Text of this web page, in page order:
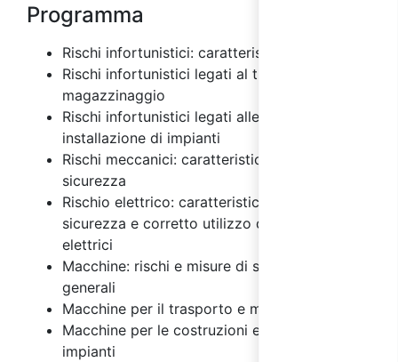
Programma
Rischi infortunistici: caratteristiche
Rischi infortunistici legati al trasporto e
magazzinaggio
Rischi infortunistici legati alle costruzioni e
installazione di impianti
Rischi meccanici: caratteristiche e misure di
sicurezza
Rischio elettrico: caratteristiche, misure di
sicurezza e corretto utilizzo degli impianti
elettrici
Macchine: rischi e misure di sicurezza
generali
Macchine per il trasporto e magazzinaggio
Macchine per le costruzioni e installazione di
impianti